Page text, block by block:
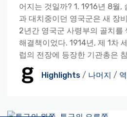
어지는 것일까? 1. 1916년 8월,
과 대치중이던 영국군은 새 장
2년간 영국군 사령부의 골치를
해결책이었다. 1914년, 제 1차
럽의 전장에 등장한 기관총은
Highlights / 나머지 /